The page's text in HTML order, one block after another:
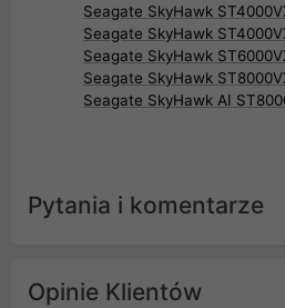
Seagate SkyHawk
Seagate SkyHawk
Seagate SkyHawk
Seagate SkyHawk
Seagate SkyHawk AI
Pytania i komentarze
Opinie Klientów